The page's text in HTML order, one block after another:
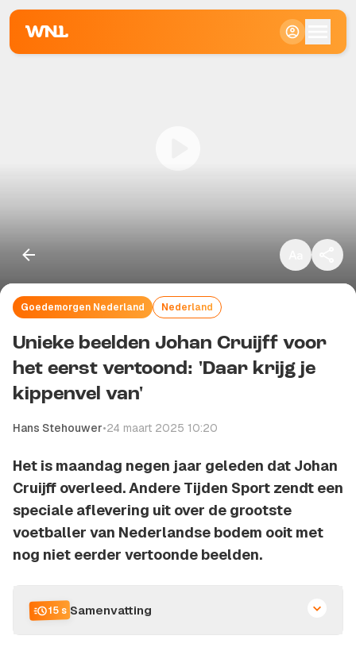
Goedemorgen Nederland Nederland
Unieke beelden Johan Cruijff voor
het eerst vertoond: 'Daar krijg je
kippenvel van'
Hans Stehouwer•24 maart 2025 10:20
Het is maandag negen jaar geleden dat Johan
Cruijff overleed. Andere Tijden Sport zendt een
speciale aflevering uit over de grootste
voetballer van Nederlandse bodem ooit met
nog niet eerder vertoonde beelden.
15 s Samenvatting